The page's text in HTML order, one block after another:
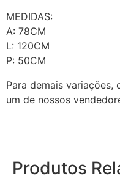
MEDIDAS:
A: 78CM
L: 120CM
P: 50CM
Para demais
um de nossos
Produtos